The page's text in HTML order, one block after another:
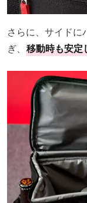
さらに、サイドに
ぎ、 移動時も安定